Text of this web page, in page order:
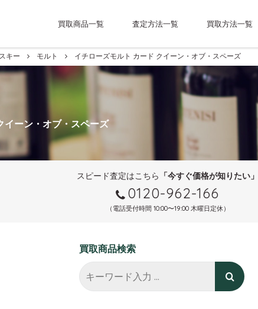
買取商品一覧 査定方法一覧 買取方法一覧
キー モルト イチローズモルト カード クイーン・オブ・スペーズ
イーン・オブ・スペーズ
スピード査定はこちら 「今すぐ価格が知りたい」
0120-962-166
（電話受付時間 10:00〜19:00 木曜日定休）
買取商品検索